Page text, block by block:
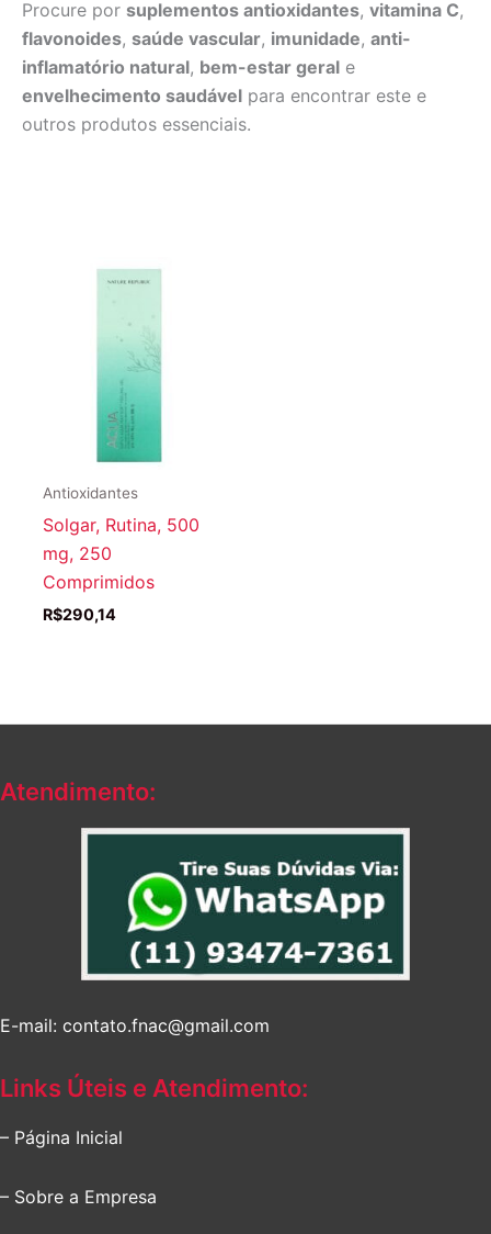
Procure por suplementos antioxidantes, vitamina C,
flavonoides, saúde vascular, imunidade, anti-
inflamatório natural, bem-estar geral e
envelhecimento saudável para encontrar este e
outros produtos essenciais.
Antioxidantes
Solgar, Rutina, 500
mg, 250
Comprimidos
R$290,14
Atendimento:
E-mail: contato.fnac@gmail.com
Links Úteis e Atendimento:
– Página Inicial
– Sobre a Empresa